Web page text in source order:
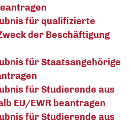
für qualifizierte
der Beschäftigung
für Staatsangehörige
für Studierende aus
EU/EWR beantragen
für Studierende aus